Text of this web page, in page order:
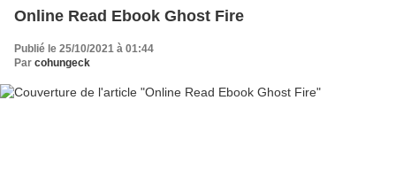
Online Read Ebook Ghost Fire
Publié le 25/10/2021 à 01:44
Par cohungeck